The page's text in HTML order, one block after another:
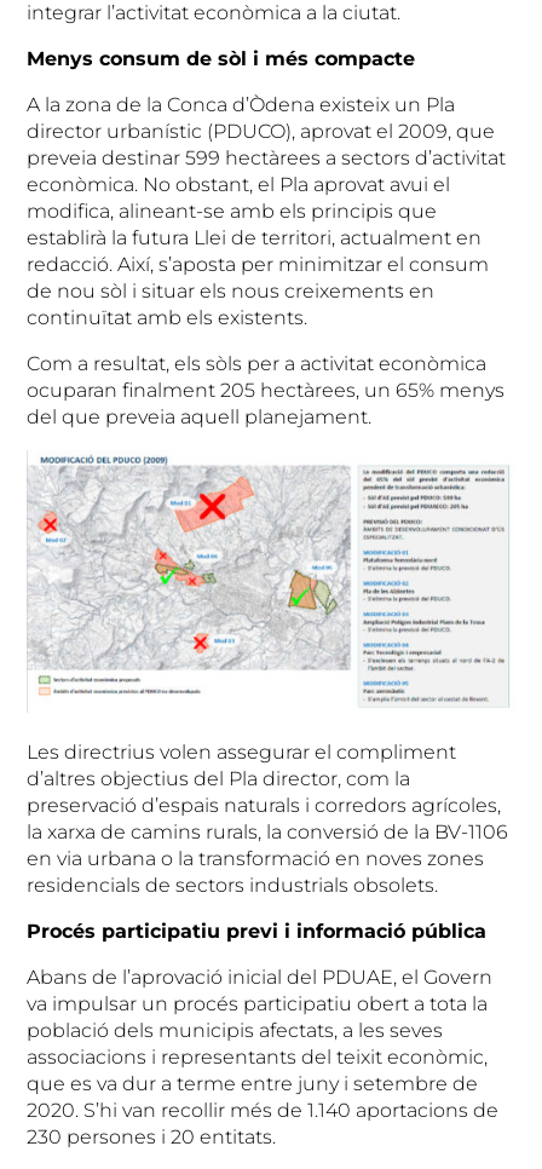
integrar l’activitat econòmica a la ciutat.
Menys consum de sòl i més compacte
A la zona de la Conca d’Òdena existeix un Pla
director urbanístic (PDUCO), aprovat el 2009, que
preveia destinar 599 hectàrees a sectors d’activitat
econòmica. No obstant, el Pla aprovat avui el
modifica, alineant-se amb els principis que
establirà la futura Llei de territori, actualment en
redacció. Així, s’aposta per minimitzar el consum
de nou sòl i situar els nous creixements en
continuïtat amb els existents.
Com a resultat, els sòls per a activitat econòmica
ocuparan finalment 205 hectàrees, un 65% menys
del que preveia aquell planejament.
Les directrius volen assegurar el compliment
d’altres objectius del Pla director, com la
preservació d’espais naturals i corredors agrícoles,
la xarxa de camins rurals, la conversió de la BV-1106
en via urbana o la transformació en noves zones
residencials de sectors industrials obsolets.
Procés participatiu previ i informació pública
Abans de l’aprovació inicial del PDUAE, el Govern
va impulsar un procés participatiu obert a tota la
població dels municipis afectats, a les seves
associacions i representants del teixit econòmic,
que es va dur a terme entre juny i setembre de
2020. S’hi van recollir més de 1.140 aportacions de
230 persones i 20 entitats.